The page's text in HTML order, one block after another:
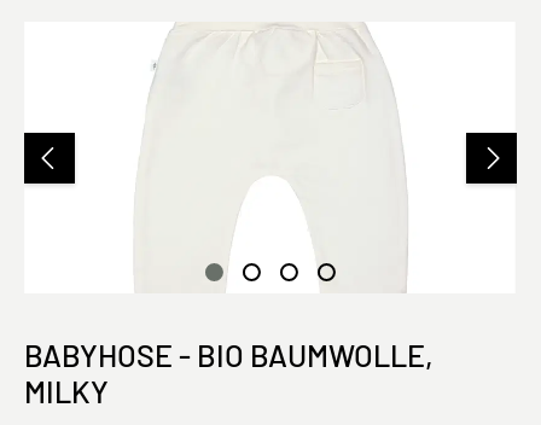
Bildergalerie überspringen
BABYHOSE - BIO BAUMWOLLE,
MILKY